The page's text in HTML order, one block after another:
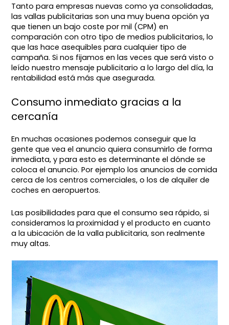
Tanto para empresas nuevas como ya consolidadas,
las vallas publicitarias son una muy buena opción ya
que tienen un bajo coste por mil (CPM) en
comparación con otro tipo de medios publicitarios, lo
que las hace asequibles para cualquier tipo de
campaña. Si nos fijamos en las veces que será visto o
leído nuestro mensaje publicitario a lo largo del día, la
rentabilidad está más que asegurada.
Consumo inmediato gracias a la
cercanía
En muchas ocasiones podemos conseguir que la
gente que vea el anuncio quiera consumirlo de forma
inmediata, y para esto es determinante el dónde se
coloca el anuncio. Por ejemplo los anuncios de comida
cerca de los centros comerciales, o los de alquiler de
coches en aeropuertos.
Las posibilidades para que el consumo sea rápido, si
consideramos la proximidad y el producto en cuanto
a la ubicación de la valla publicitaria, son realmente
muy altas.